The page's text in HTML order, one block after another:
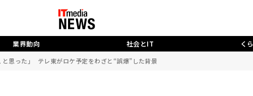
業界動向 社会とIT く
と思った」 テレ東がロケ予定をわざと“誤爆”した背景